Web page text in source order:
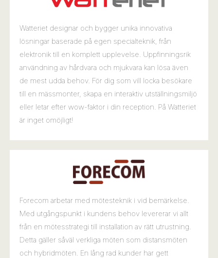
Watteriet designar och bygger unika innovativa
lösningar baserade på egen specialteknik, från
elektronik till en komplett upplevelse. Uppfinningsrik
användning av hårdvara och mjukvara kan lösa även
de mest udda behov. För dig som vill locka besökare
till en mässmonter, skapa en interaktiv utställningsmiljö
eller letar efter wow-faktor i din reception. På Watteriet
är inget omöjligt!
Forecom arbetar med mötesteknik i vid bemärkelse.
Med utgångspunkt i kundens behov levererar vi allt
från en mötesstrategi till installation av rätt utrustning.
Detta gäller såväl verkliga möten som distansmöten
och hybridmöten. En lång rad kunder har gett